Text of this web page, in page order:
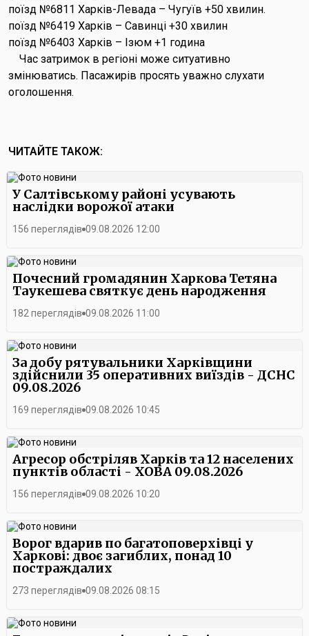
поїзд №6811 Харків-Левада – Чугуїв +50 хвилин.
поїзд №6419 Харків – Савинці +30 хвилин
поїзд №6403 Харків – Ізюм +1 година
Час затримок в регіоні може ситуативно
змінюватись. Пасажирів просять уважно слухати
оголошення.
ЧИТАЙТЕ ТАКОЖ:
У Салтівському районі усувають
наслідки ворожої атаки
156 переглядів 09.08.2026 12:00
Почесний громадянин Харкова Тетяна
Таукешева святкує день народження
182 переглядів 09.08.2026 11:00
За добу рятувальники Харківщини
здійснили 35 оперативних виїздів - ДСНС
09.08.2026
169 переглядів 09.08.2026 10:45
Агресор обстріляв Харків та 12 населених
пунктів області - ХОВА 09.08.2026
156 переглядів 09.08.2026 10:20
Ворог вдарив по багатоповерхівці у
Харкові: двоє загиблих, понад 10
постраждалих
273 переглядів 09.08.2026 08:15